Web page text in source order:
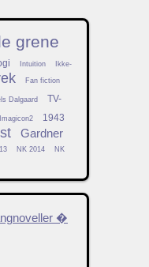
grene
Intuition Ikke-
Fan fiction
Dalgaard
TV-
Imagicon2 1943
Gardner
NK 2014
NK
�